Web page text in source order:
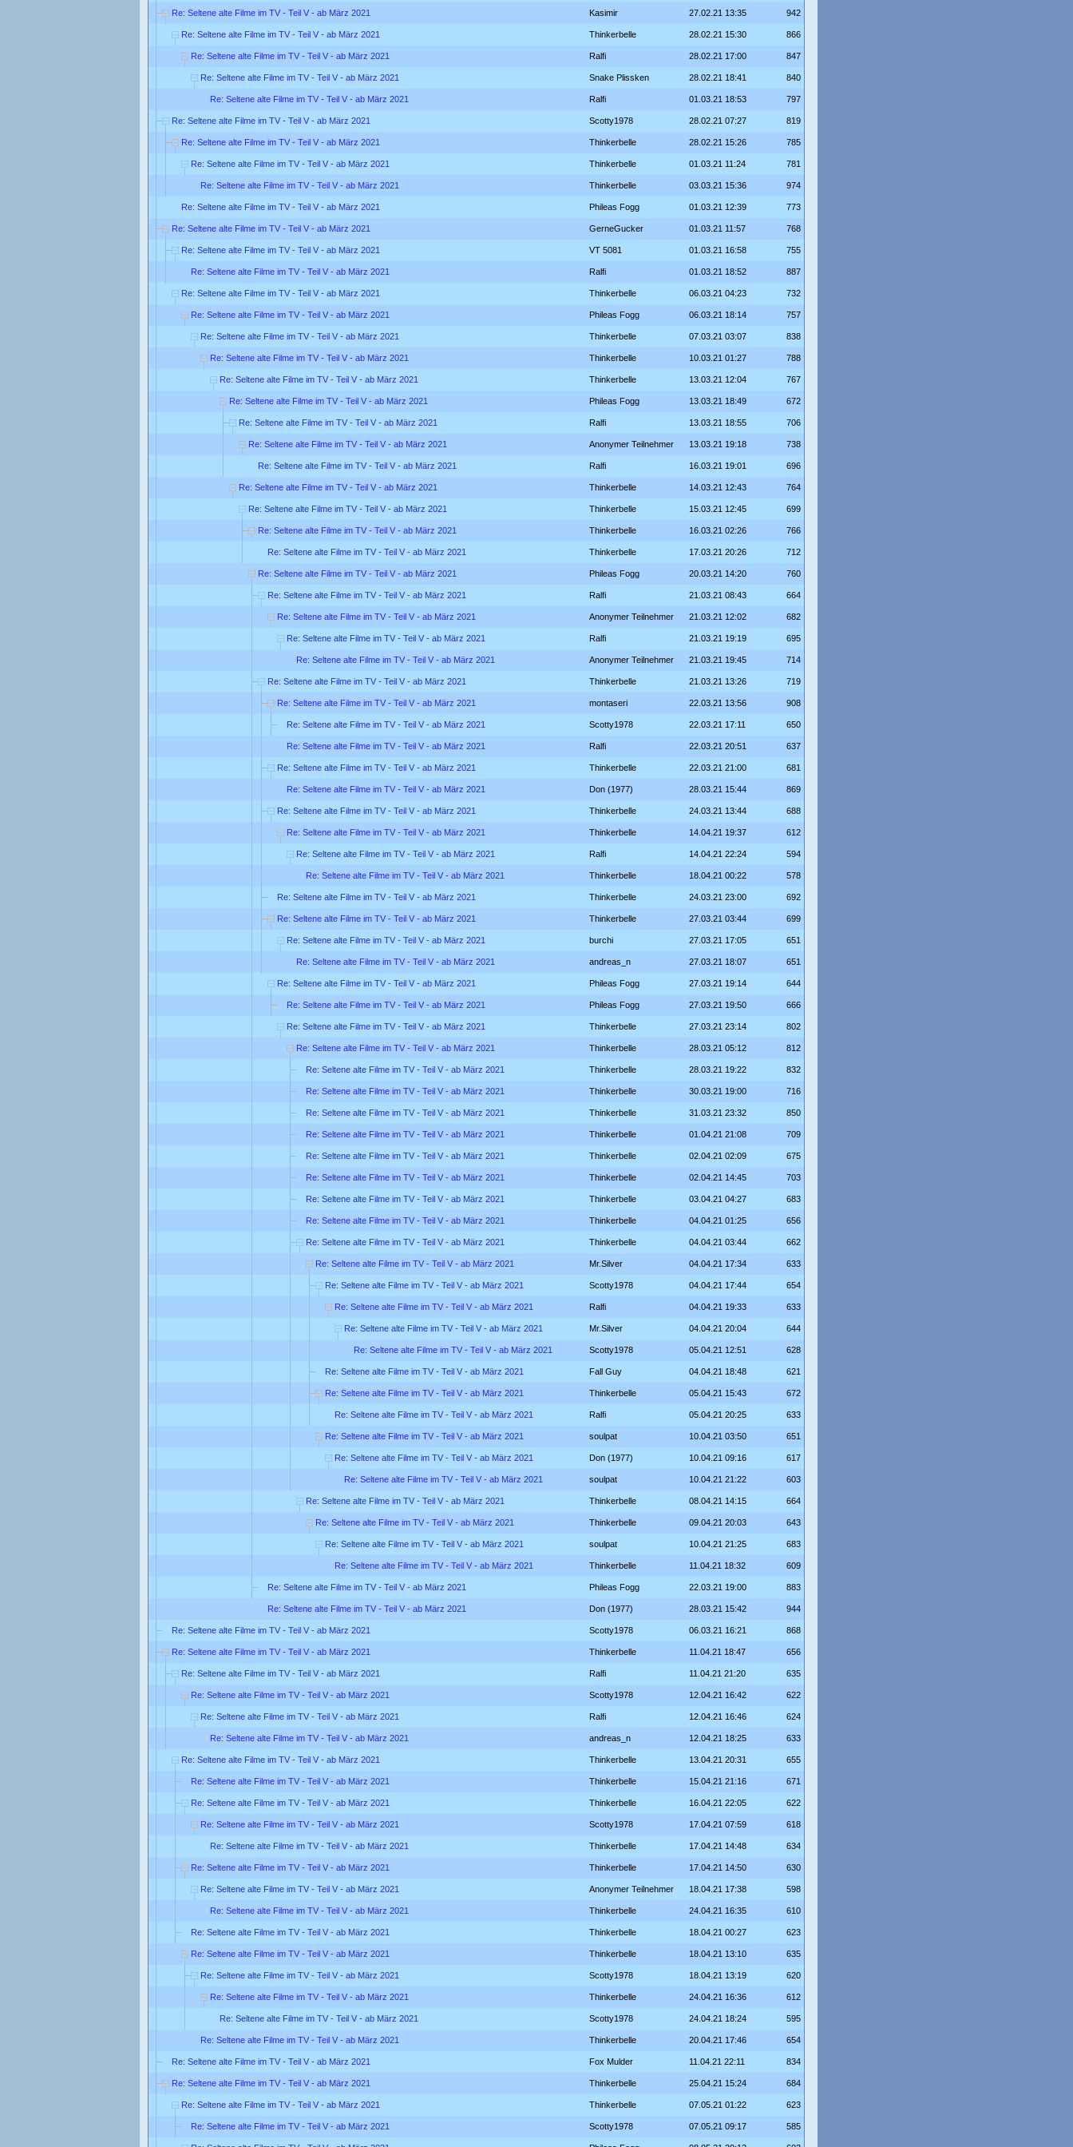
Re: Seltene alte Filme im TV - Teil V - ab März 2021 Kasimir 27.02.21 13:35 942
Re: Seltene alte Filme im TV - Teil V - ab März 2021 Thinkerbelle 28.02.21 15:30 866
Re: Seltene alte Filme im TV - Teil V - ab März 2021 Ralfi 28.02.21 17:00 847
Re: Seltene alte Filme im TV - Teil V - ab März 2021 Snake Plissken 28.02.21 18:41 840
Re: Seltene alte Filme im TV - Teil V - ab März 2021 Ralfi 01.03.21 18:53 797
Re: Seltene alte Filme im TV - Teil V - ab März 2021 Scotty1978 28.02.21 07:27 819
Re: Seltene alte Filme im TV - Teil V - ab März 2021 Thinkerbelle 28.02.21 15:26 785
Re: Seltene alte Filme im TV - Teil V - ab März 2021 Thinkerbelle 01.03.21 11:24 781
Re: Seltene alte Filme im TV - Teil V - ab März 2021 Thinkerbelle 03.03.21 15:36 974
Re: Seltene alte Filme im TV - Teil V - ab März 2021 Phileas Fogg 01.03.21 12:39 773
Re: Seltene alte Filme im TV - Teil V - ab März 2021 GerneGucker 01.03.21 11:57 768
Re: Seltene alte Filme im TV - Teil V - ab März 2021 VT 5081 01.03.21 16:58 755
Re: Seltene alte Filme im TV - Teil V - ab März 2021 Ralfi 01.03.21 18:52 887
Re: Seltene alte Filme im TV - Teil V - ab März 2021 Thinkerbelle 06.03.21 04:23 732
Re: Seltene alte Filme im TV - Teil V - ab März 2021 Phileas Fogg 06.03.21 18:14 757
Re: Seltene alte Filme im TV - Teil V - ab März 2021 Thinkerbelle 07.03.21 03:07 838
Re: Seltene alte Filme im TV - Teil V - ab März 2021 Thinkerbelle 10.03.21 01:27 788
Re: Seltene alte Filme im TV - Teil V - ab März 2021 Thinkerbelle 13.03.21 12:04 767
Re: Seltene alte Filme im TV - Teil V - ab März 2021 Phileas Fogg 13.03.21 18:49 672
Re: Seltene alte Filme im TV - Teil V - ab März 2021 Ralfi 13.03.21 18:55 706
Re: Seltene alte Filme im TV - Teil V - ab März 2021 Anonymer Teilnehmer 13.03.21 19:18 738
Re: Seltene alte Filme im TV - Teil V - ab März 2021 Ralfi 16.03.21 19:01 696
Re: Seltene alte Filme im TV - Teil V - ab März 2021 Thinkerbelle 14.03.21 12:43 764
Re: Seltene alte Filme im TV - Teil V - ab März 2021 Thinkerbelle 15.03.21 12:45 699
Re: Seltene alte Filme im TV - Teil V - ab März 2021 Thinkerbelle 16.03.21 02:26 766
Re: Seltene alte Filme im TV - Teil V - ab März 2021 Thinkerbelle 17.03.21 20:26 712
Re: Seltene alte Filme im TV - Teil V - ab März 2021 Phileas Fogg 20.03.21 14:20 760
Re: Seltene alte Filme im TV - Teil V - ab März 2021 Ralfi 21.03.21 08:43 664
Re: Seltene alte Filme im TV - Teil V - ab März 2021 Anonymer Teilnehmer 21.03.21 12:02 682
Re: Seltene alte Filme im TV - Teil V - ab März 2021 Ralfi 21.03.21 19:19 695
Re: Seltene alte Filme im TV - Teil V - ab März 2021 Anonymer Teilnehmer 21.03.21 19:45 714
Re: Seltene alte Filme im TV - Teil V - ab März 2021 Thinkerbelle 21.03.21 13:26 719
Re: Seltene alte Filme im TV - Teil V - ab März 2021 montaseri 22.03.21 13:56 908
Re: Seltene alte Filme im TV - Teil V - ab März 2021 Scotty1978 22.03.21 17:11 650
Re: Seltene alte Filme im TV - Teil V - ab März 2021 Ralfi 22.03.21 20:51 637
Re: Seltene alte Filme im TV - Teil V - ab März 2021 Thinkerbelle 22.03.21 21:00 681
Re: Seltene alte Filme im TV - Teil V - ab März 2021 Don (1977) 28.03.21 15:44 869
Re: Seltene alte Filme im TV - Teil V - ab März 2021 Thinkerbelle 24.03.21 13:44 688
Re: Seltene alte Filme im TV - Teil V - ab März 2021 Thinkerbelle 14.04.21 19:37 612
Re: Seltene alte Filme im TV - Teil V - ab März 2021 Ralfi 14.04.21 22:24 594
Re: Seltene alte Filme im TV - Teil V - ab März 2021 Thinkerbelle 18.04.21 00:22 578
Re: Seltene alte Filme im TV - Teil V - ab März 2021 Thinkerbelle 24.03.21 23:00 692
Re: Seltene alte Filme im TV - Teil V - ab März 2021 Thinkerbelle 27.03.21 03:44 699
Re: Seltene alte Filme im TV - Teil V - ab März 2021 burchi 27.03.21 17:05 651
Re: Seltene alte Filme im TV - Teil V - ab März 2021 andreas_n 27.03.21 18:07 651
Re: Seltene alte Filme im TV - Teil V - ab März 2021 Phileas Fogg 27.03.21 19:14 644
Re: Seltene alte Filme im TV - Teil V - ab März 2021 Phileas Fogg 27.03.21 19:50 666
Re: Seltene alte Filme im TV - Teil V - ab März 2021 Thinkerbelle 27.03.21 23:14 802
Re: Seltene alte Filme im TV - Teil V - ab März 2021 Thinkerbelle 28.03.21 05:12 812
Re: Seltene alte Filme im TV - Teil V - ab März 2021 Thinkerbelle 28.03.21 19:22 832
Re: Seltene alte Filme im TV - Teil V - ab März 2021 Thinkerbelle 30.03.21 19:00 716
Re: Seltene alte Filme im TV - Teil V - ab März 2021 Thinkerbelle 31.03.21 23:32 850
Re: Seltene alte Filme im TV - Teil V - ab März 2021 Thinkerbelle 01.04.21 21:08 709
Re: Seltene alte Filme im TV - Teil V - ab März 2021 Thinkerbelle 02.04.21 02:09 675
Re: Seltene alte Filme im TV - Teil V - ab März 2021 Thinkerbelle 02.04.21 14:45 703
Re: Seltene alte Filme im TV - Teil V - ab März 2021 Thinkerbelle 03.04.21 04:27 683
Re: Seltene alte Filme im TV - Teil V - ab März 2021 Thinkerbelle 04.04.21 01:25 656
Re: Seltene alte Filme im TV - Teil V - ab März 2021 Thinkerbelle 04.04.21 03:44 662
Re: Seltene alte Filme im TV - Teil V - ab März 2021 Mr.Silver 04.04.21 17:34 633
Re: Seltene alte Filme im TV - Teil V - ab März 2021 Scotty1978 04.04.21 17:44 654
Re: Seltene alte Filme im TV - Teil V - ab März 2021 Ralfi 04.04.21 19:33 633
Re: Seltene alte Filme im TV - Teil V - ab März 2021 Mr.Silver 04.04.21 20:04 644
Re: Seltene alte Filme im TV - Teil V - ab März 2021 Scotty1978 05.04.21 12:51 628
Re: Seltene alte Filme im TV - Teil V - ab März 2021 Fall Guy 04.04.21 18:48 621
Re: Seltene alte Filme im TV - Teil V - ab März 2021 Thinkerbelle 05.04.21 15:43 672
Re: Seltene alte Filme im TV - Teil V - ab März 2021 Ralfi 05.04.21 20:25 633
Re: Seltene alte Filme im TV - Teil V - ab März 2021 soulpat 10.04.21 03:50 651
Re: Seltene alte Filme im TV - Teil V - ab März 2021 Don (1977) 10.04.21 09:16 617
Re: Seltene alte Filme im TV - Teil V - ab März 2021 soulpat 10.04.21 21:22 603
Re: Seltene alte Filme im TV - Teil V - ab März 2021 Thinkerbelle 08.04.21 14:15 664
Re: Seltene alte Filme im TV - Teil V - ab März 2021 Thinkerbelle 09.04.21 20:03 643
Re: Seltene alte Filme im TV - Teil V - ab März 2021 soulpat 10.04.21 21:25 683
Re: Seltene alte Filme im TV - Teil V - ab März 2021 Thinkerbelle 11.04.21 18:32 609
Re: Seltene alte Filme im TV - Teil V - ab März 2021 Phileas Fogg 22.03.21 19:00 883
Re: Seltene alte Filme im TV - Teil V - ab März 2021 Don (1977) 28.03.21 15:42 944
Re: Seltene alte Filme im TV - Teil V - ab März 2021 Scotty1978 06.03.21 16:21 868
Re: Seltene alte Filme im TV - Teil V - ab März 2021 Thinkerbelle 11.04.21 18:47 656
Re: Seltene alte Filme im TV - Teil V - ab März 2021 Ralfi 11.04.21 21:20 635
Re: Seltene alte Filme im TV - Teil V - ab März 2021 Scotty1978 12.04.21 16:42 622
Re: Seltene alte Filme im TV - Teil V - ab März 2021 Ralfi 12.04.21 16:46 624
Re: Seltene alte Filme im TV - Teil V - ab März 2021 andreas_n 12.04.21 18:25 633
Re: Seltene alte Filme im TV - Teil V - ab März 2021 Thinkerbelle 13.04.21 20:31 655
Re: Seltene alte Filme im TV - Teil V - ab März 2021 Thinkerbelle 15.04.21 21:16 671
Re: Seltene alte Filme im TV - Teil V - ab März 2021 Thinkerbelle 16.04.21 22:05 622
Re: Seltene alte Filme im TV - Teil V - ab März 2021 Scotty1978 17.04.21 07:59 618
Re: Seltene alte Filme im TV - Teil V - ab März 2021 Thinkerbelle 17.04.21 14:48 634
Re: Seltene alte Filme im TV - Teil V - ab März 2021 Thinkerbelle 17.04.21 14:50 630
Re: Seltene alte Filme im TV - Teil V - ab März 2021 Anonymer Teilnehmer 18.04.21 17:38 598
Re: Seltene alte Filme im TV - Teil V - ab März 2021 Thinkerbelle 24.04.21 16:35 610
Re: Seltene alte Filme im TV - Teil V - ab März 2021 Thinkerbelle 18.04.21 00:27 623
Re: Seltene alte Filme im TV - Teil V - ab März 2021 Thinkerbelle 18.04.21 13:10 635
Re: Seltene alte Filme im TV - Teil V - ab März 2021 Scotty1978 18.04.21 13:19 620
Re: Seltene alte Filme im TV - Teil V - ab März 2021 Thinkerbelle 24.04.21 16:36 612
Re: Seltene alte Filme im TV - Teil V - ab März 2021 Scotty1978 24.04.21 18:24 595
Re: Seltene alte Filme im TV - Teil V - ab März 2021 Thinkerbelle 20.04.21 17:46 654
Re: Seltene alte Filme im TV - Teil V - ab März 2021 Fox Mulder 11.04.21 22:11 834
Re: Seltene alte Filme im TV - Teil V - ab März 2021 Thinkerbelle 25.04.21 15:24 684
Re: Seltene alte Filme im TV - Teil V - ab März 2021 Thinkerbelle 07.05.21 01:22 623
Re: Seltene alte Filme im TV - Teil V - ab März 2021 Scotty1978 07.05.21 09:17 585